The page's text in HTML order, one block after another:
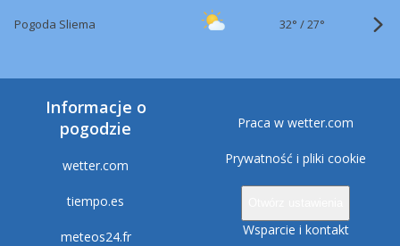
Pogoda Sliema 32° /27°
Informacje o
pogodzie
wetter.com
tiempo.es
meteos24.fr
Praca w wetter.com
Prywatność i pliki cookie
Wsparcie i kontakt